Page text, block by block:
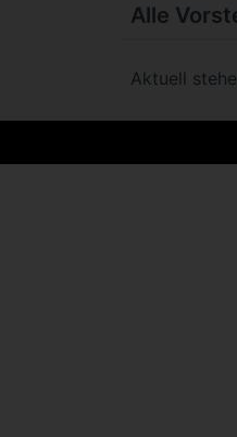
Alle
Aktuell